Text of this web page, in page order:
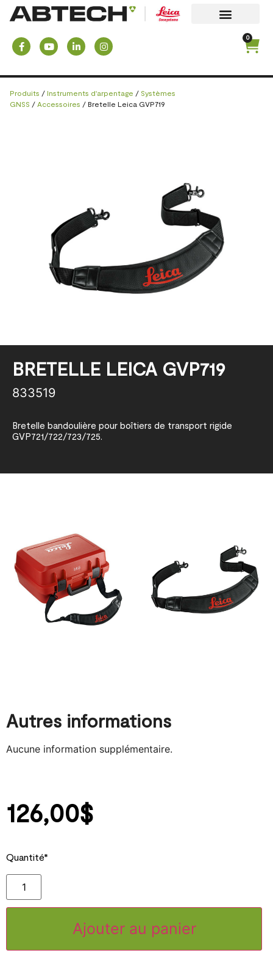
0
Produits / Instruments d'arpentage / Systèmes
GNSS / Accessoires / Bretelle Leica GVP719
BRETELLE LEICA GVP719
833519
Bretelle bandoulière pour boîtiers de transport rigide
GVP721/722/723/725.
Autres informations
Aucune information supplémentaire.
126,00$
Quantité*
Ajouter au panier